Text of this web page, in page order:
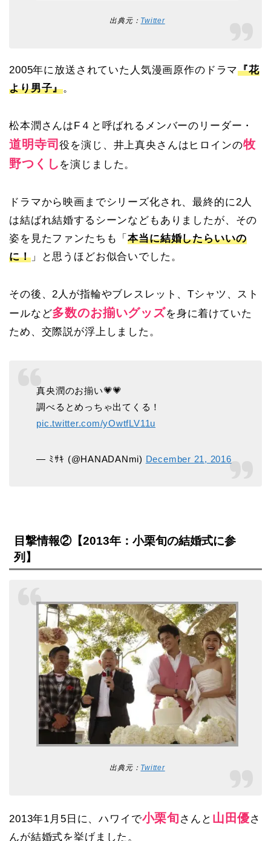
出典元： Twitter
2005年に放送されていた人気漫画原作のドラマ『花
より男子』。
松本潤さんはF４と呼ばれるメンバーのリーダー・
道明寺司役を演じ、井上真央さんはヒロインの牧
野つくし を演じました。
ドラマから映画までシリーズ化され、最終的に2人
は結ばれ結婚するシーンなどもありましたが、その
姿を見たファンたちも「本当に結婚したらいいの
に！」と思うほどお似合いでした。
その後、2人が指輪やブレスレット、Tシャツ、スト
ールなど多数のお揃いグッズを身に着けていた
ため、交際説が浮上しました。
真央潤のお揃い💗💗
調べるとめっちゃ出てくる！
pic.twitter.com/yOwtfLV11u
— ﾐｻｷ (@HANADANmi) December 21, 2016
目撃情報②【2013年：小栗旬の結婚式に参
列】
出典元： Twitter
2013年1月5日に、ハワイで小栗旬 さんと 山田優さ
んが結婚式を挙げました。